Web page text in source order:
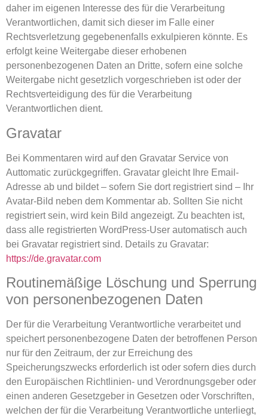
daher im eigenen Interesse des für die Verarbeitung
Verantwortlichen, damit sich dieser im Falle einer
Rechtsverletzung gegebenenfalls exkulpieren könnte. Es
erfolgt keine Weitergabe dieser erhobenen
personenbezogenen Daten an Dritte, sofern eine solche
Weitergabe nicht gesetzlich vorgeschrieben ist oder der
Rechtsverteidigung des für die Verarbeitung
Verantwortlichen dient.
Gravatar
Bei Kommentaren wird auf den Gravatar Service von
Auttomatic zurückgegriffen. Gravatar gleicht Ihre Email-
Adresse ab und bildet – sofern Sie dort registriert sind – Ihr
Avatar-Bild neben dem Kommentar ab. Sollten Sie nicht
registriert sein, wird kein Bild angezeigt. Zu beachten ist,
dass alle registrierten WordPress-User automatisch auch
bei Gravatar registriert sind. Details zu Gravatar:
https://de.gravatar.com
Routinemäßige Löschung und Sperrung
von personenbezogenen Daten
Der für die Verarbeitung Verantwortliche verarbeitet und
speichert personenbezogene Daten der betroffenen Person
nur für den Zeitraum, der zur Erreichung des
Speicherungszwecks erforderlich ist oder sofern dies durch
den Europäischen Richtlinien- und Verordnungsgeber oder
einen anderen Gesetzgeber in Gesetzen oder Vorschriften,
welchen der für die Verarbeitung Verantwortliche unterliegt,